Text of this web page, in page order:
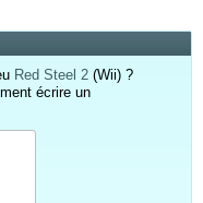
Red Steel 2 (Wii) ?
écrire un